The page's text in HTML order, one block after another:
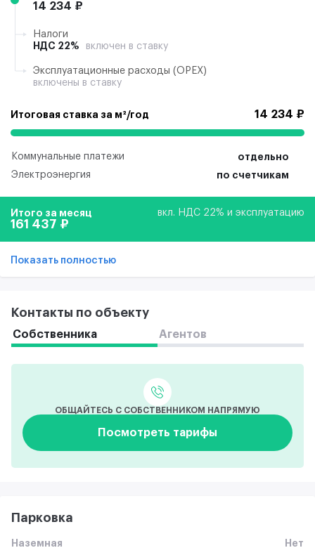
14 234 ₽
Налоги
НДС 22%
включен в ставку
Эксплуатационные расходы (ОРЕХ)
включены в ставку
Итоговая ставка за м²/год 14 234 ₽
Коммунальные платежи
отдельно
Электроэнергия
по счетчикам
Итого за месяц вкл. НДС 22% и эксплуатацию
161 437 ₽
Показать полностью
Контакты по объекту
Собственника Агентов
ОБЩАЙТЕСЬ С СОБСТВЕННИКОМ НАПРЯМУЮ
Посмотреть тарифы
Парковка
Наземная Нет